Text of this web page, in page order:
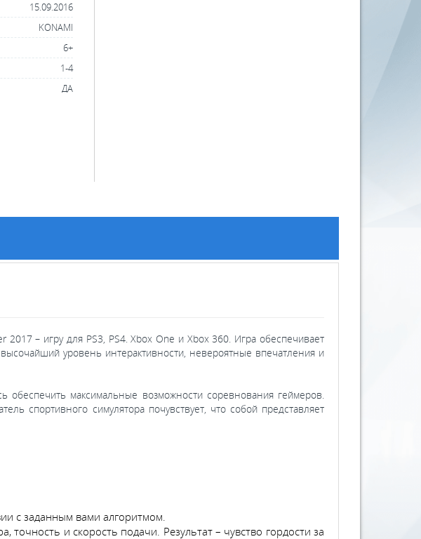
15.09.2016
KONAMI
6+
1-4
ДА
– игру для PS3, PS4. Xbox One и Xbox 360. Игра обеспечивает
уровень интерактивности, невероятные впечатления и
обеспечить максимальные возможности соревнования геймеров.
спортивного симулятора почувствует, что собой представляет
с заданным вами алгоритмом.
точность и скорость подачи. Результат – чувство гордости за